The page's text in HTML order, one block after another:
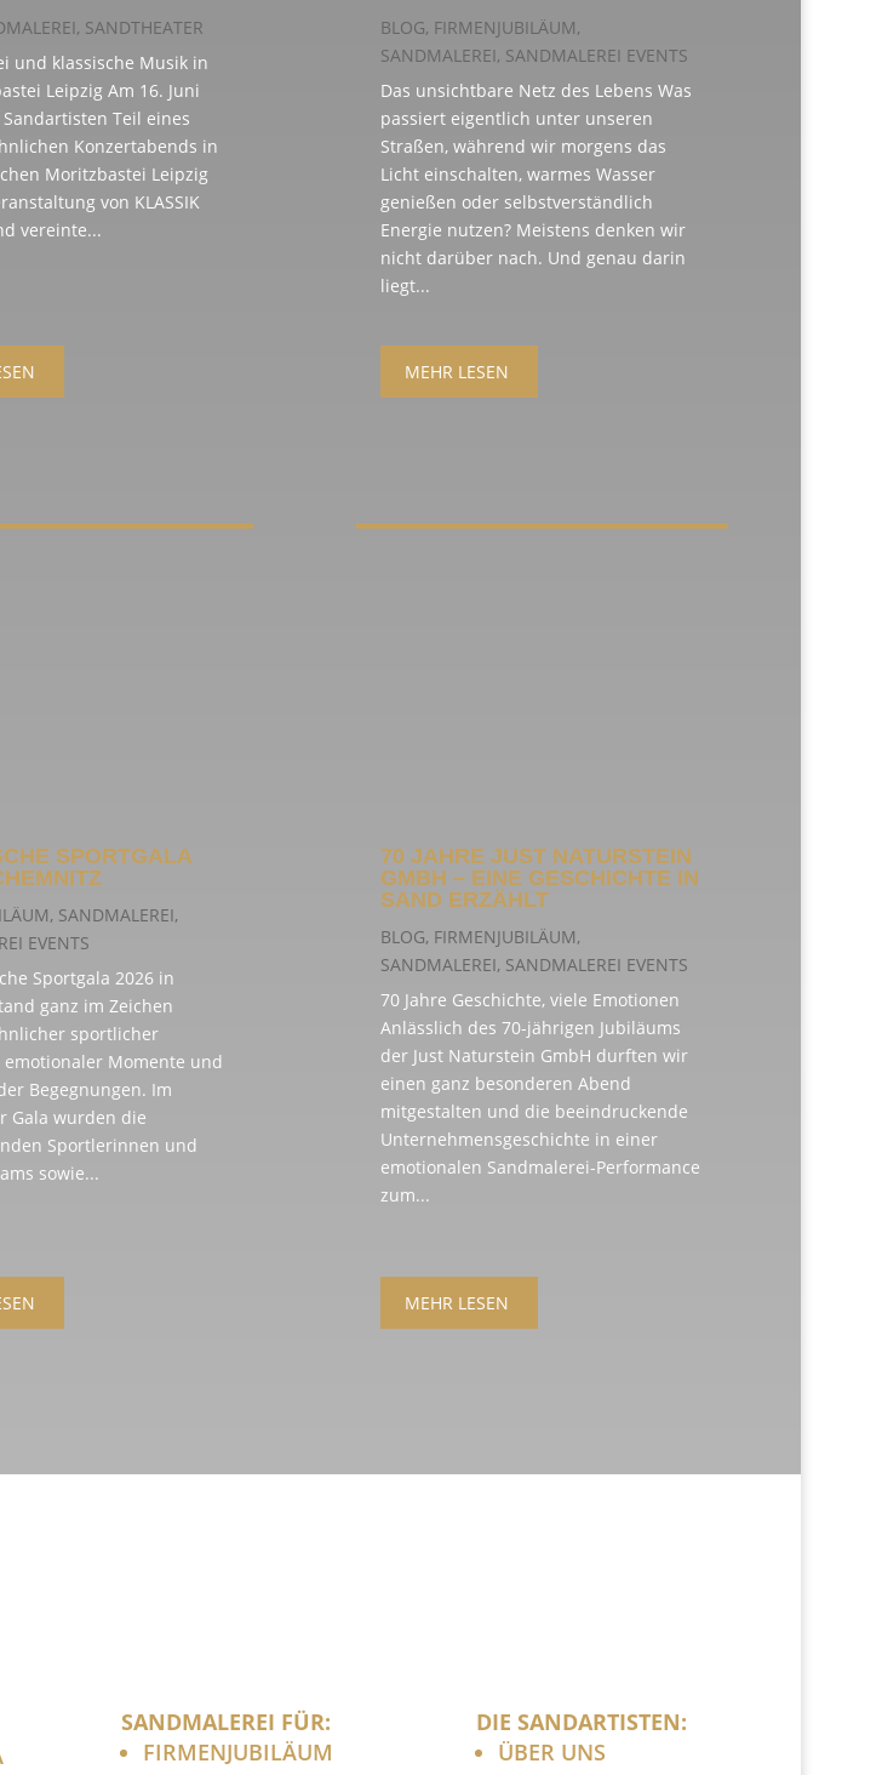
, SANDTHEATER
und klassische Musik in
Leipzig Am 16. Juni
Teil eines
Konzertabends in
Moritzbastei Leipzig
von KLASSIK
vereinte...
SPORTGALA
, SANDMALEREI,
EVENTS
Sportgala 2026 in
ganz im Zeichen
sportlicher
emotionaler Momente und
Begegnungen. Im
Gala wurden die
Sportlerinnen und
sowie...
BLOG, FIRMENJUBILÄUM,
SANDMALEREI, SANDMALEREI EVENTS
Das unsichtbare Netz des Lebens Was
passiert eigentlich unter unseren
Straßen, während wir morgens das
Licht einschalten, warmes Wasser
genießen oder selbstverständlich
Energie nutzen? Meistens denken wir
nicht darüber nach. Und genau darin
liegt...
MEHR LESEN
70 JAHRE JUST NATURSTEIN
GMBH – EINE GESCHICHTE IN
SAND ERZÄHLT
BLOG, FIRMENJUBILÄUM,
SANDMALEREI, SANDMALEREI EVENTS
70 Jahre Geschichte, viele Emotionen
Anlässlich des 70-jährigen Jubiläums
der Just Naturstein GmbH durften wir
einen ganz besonderen Abend
mitgestalten und die beeindruckende
Unternehmensgeschichte in einer
emotionalen Sandmalerei-Performance
zum...
MEHR LESEN
SANDMALEREI FÜR:
FIRMENJUBILÄUM
DIE SANDARTISTEN:
ÜBER UNS